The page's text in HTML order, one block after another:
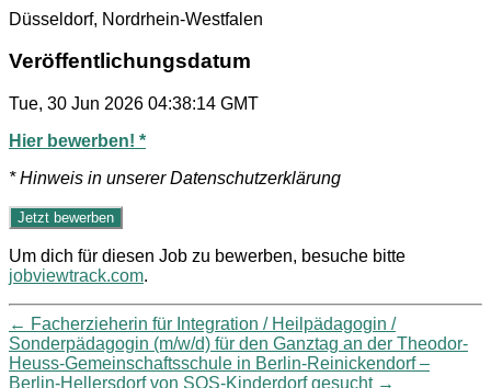
Düsseldorf, Nordrhein-Westfalen
Veröffentlichungsdatum
Tue, 30 Jun 2026 04:38:14 GMT
Hier bewerben! *
* Hinweis in unserer Datenschutzerklärung
Um dich für diesen Job zu bewerben, besuche bitte
jobviewtrack.com.
← Facherzieherin für Integration / Heilpädagogin /
Sonderpädagogin (m/w/d) für den Ganztag an der Theodor-
Heuss-Gemeinschaftsschule in Berlin-Reinickendorf –
Berlin-Hellersdorf von SOS-Kinderdorf gesucht →